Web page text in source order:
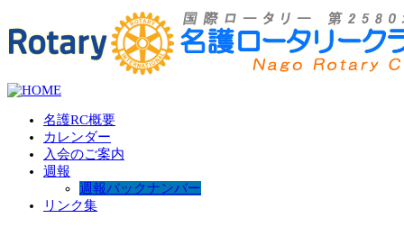
名護RC概要
カレンダー
入会のご案内
週報
週報バックナンバー
リンク集